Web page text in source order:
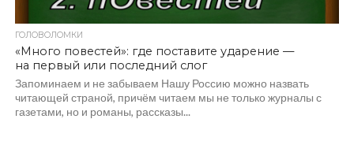
ГОЛОВОЛОМКИ
«Много повестей»: где поставите ударение —
на первый или последний слог
Запоминаем и не забываем Нашу Россию можно назвать
читающей страной, причём читаем мы не только журналы с
газетами, но и романы, рассказы...